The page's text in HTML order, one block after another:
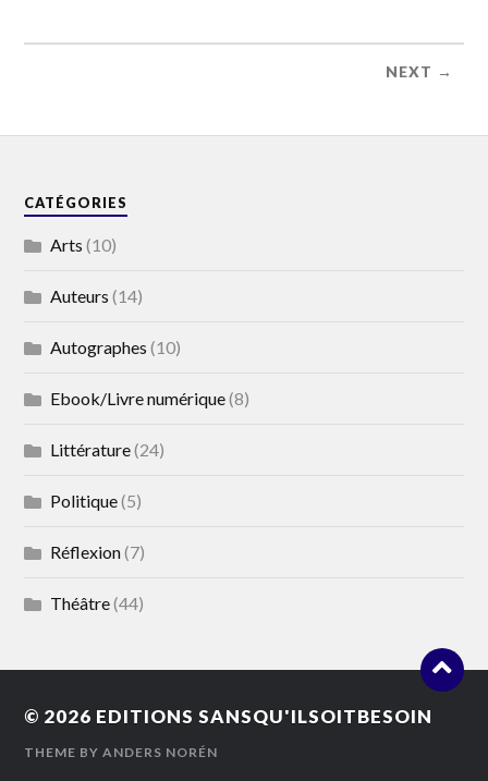
NEXT →
CATÉGORIES
Arts (10)
Auteurs (14)
Autographes (10)
Ebook/Livre numérique(8)
Littérature(24)
Politique(5)
Réflexion(7)
Théâtre(44)
© 2026 EDITIONS SANSQU'ILSOITBESOIN
THEME BYANDERS NORÉN